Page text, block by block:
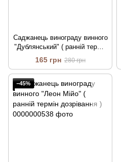
Саджанець винограду винного
"Дублянський" ( ранній термін
дозрівання )
165 грн 280 грн
−45%